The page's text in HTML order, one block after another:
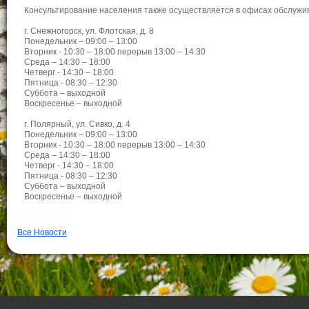
Консультирование населения также осуществляется в офисах
г. Снежногорск, ул. Флотская, д. 8
Понедельник – 09:00 – 13:00
Вторник - 10:30 – 18:00 перерыв 13:00 – 14:30
Среда – 14:30 – 18:00
Четверг - 14:30 – 18:00
Пятница - 08:30 – 12:30
Суббота – выходной
Воскресенье – выходной
г. Полярный, ул. Сивко, д. 4
Понедельник – 09:00 – 13:00
Вторник - 10:30 – 18:00 перерыв 13:00 – 14:30
Среда – 14:30 – 18:00
Четверг - 14:30 – 18:00
Пятница - 08:30 – 12:30
Суббота – выходной
Воскресенье – выходной
Все Новости